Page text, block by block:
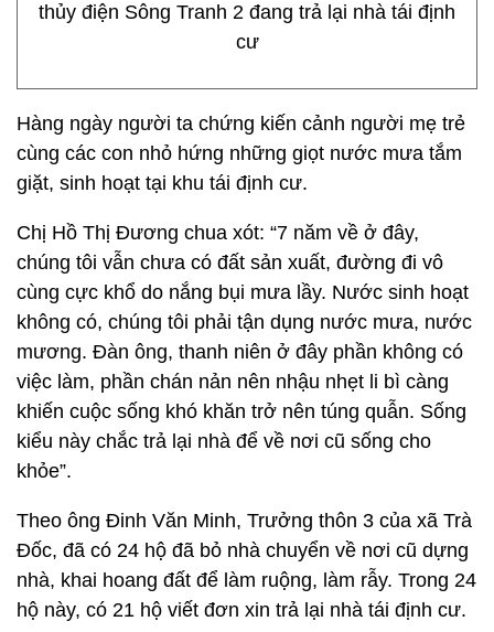
thủy điện Sông Tranh 2 đang trả lại nhà tái định
cư
Hàng ngày người ta chứng kiến cảnh người mẹ trẻ
cùng các con nhỏ hứng những giọt nước mưa tắm
giặt, sinh hoạt tại khu tái định cư.
Chị Hồ Thị Đương chua xót: “7 năm về ở đây,
chúng tôi vẫn chưa có đất sản xuất, đường đi vô
cùng cực khổ do nắng bụi mưa lầy. Nước sinh hoạt
không có, chúng tôi phải tận dụng nước mưa, nước
mương. Đàn ông, thanh niên ở đây phần không có
việc làm, phần chán nản nên nhậu nhẹt li bì càng
khiến cuộc sống khó khăn trở nên túng quẫn. Sống
kiểu này chắc trả lại nhà để về nơi cũ sống cho
khỏe”.
Theo ông Đinh Văn Minh, Trưởng thôn 3 của xã Trà
Đốc, đã có 24 hộ đã bỏ nhà chuyển về nơi cũ dựng
nhà, khai hoang đất để làm ruộng, làm rẫy. Trong 24
hộ này, có 21 hộ viết đơn xin trả lại nhà tái định cư.